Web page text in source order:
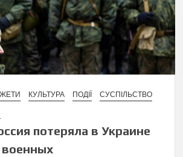
КУЛЬТУРА ПОДІЇ
СУСПІЛЬСТВО
потеряла в Украине